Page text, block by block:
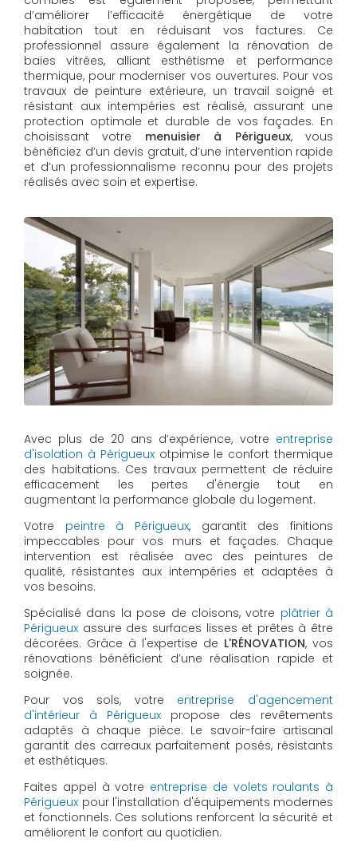
d’améliorer l’efficacité énergétique de votre
habitation tout en réduisant vos factures. Ce
professionnel assure également la rénovation de
baies vitrées, alliant esthétisme et performance
thermique, pour moderniser vos ouvertures. Pour vos
travaux de peinture extérieure, un travail soigné et
résistant aux intempéries est réalisé, assurant une
protection optimale et durable de vos façades. En
choisissant votre menuisier à Périgueux, vous
bénéficiez d’un devis gratuit, d’une intervention rapide
et d’un professionnalisme reconnu pour des projets
réalisés avec soin et expertise.
Avec plus de 20 ans d’expérience, votre entreprise
d'isolation à Périgueuxotpimise le confort thermique
des habitations. Ces travaux permettent de réduire
efficacement les pertes d'énergie tout en
augmentant la performance globale du logement.
Votre peintre à Périgueux, garantit des finitions
impeccables pour vos murs et façades. Chaque
intervention est réalisée avec des peintures de
qualité, résistantes aux intempéries et adaptées à
vos besoins.
Spécialisé dans la pose de cloisons, votre plâtrier à
Périgueux assure des surfaces lisses et prêtes à être
décorées. Grâce à l'expertise de L'RÉNOVATION, vos
rénovations bénéficient d’une réalisation rapide et
soignée.
Pour vos sols, votre entreprise d'agencement
d'intérieur à Périgueux propose des revêtements
adaptés à chaque pièce. Le savoir-faire artisanal
garantit des carreaux parfaitement posés, résistants
et esthétiques.
Faites appel à votre entreprise de volets roulants à
Périgueux pour l'installation d'équipements modernes
et fonctionnels. Ces solutions renforcent la sécurité et
améliorent le confort au quotidien.